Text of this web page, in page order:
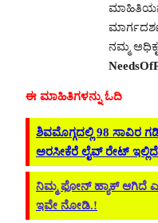
ನಮ್ಮ
ಈ ಮಾಹಿತಿಗಳನ್ನು ಓದಿ
ಶಿವಮೊಗ್ಗದಲ್ಲಿ 98 ಸಾವಿರ
ಅರಸೀಕೆರೆ ಲೈವ್ ರೇಟ್ ಇಲ್ಲಿದೆ
ನಿಮ್ಮ ಫೋನ್ ಹ್ಯಾಕ್ ಆಗಿದೆ
ಇವೇ ನೋಡಿ.!